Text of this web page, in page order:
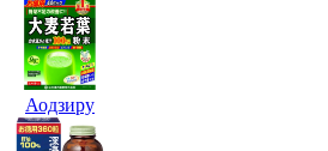
Аодзиру